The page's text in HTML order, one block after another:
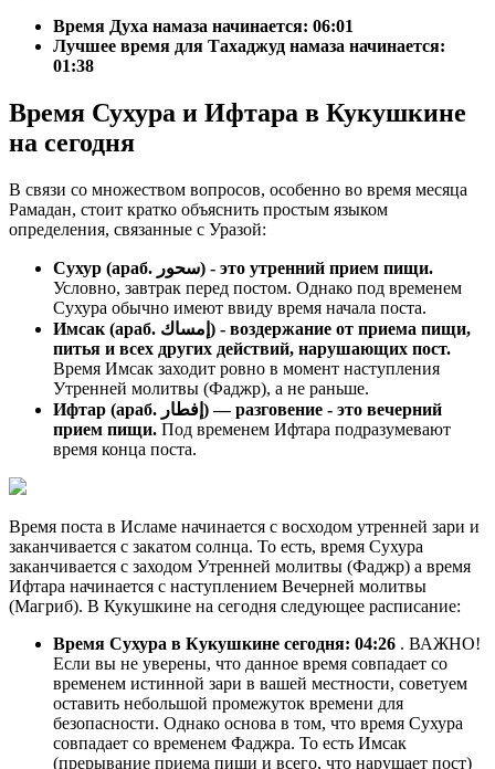
Время Духа намаза начинается: 06:01
Лучшее время для Тахаджуд намаза начинается:
01:38
Время Сухура и Ифтара в Кукушкине
на сегодня
В связи со множеством вопросов, особенно во время месяца
Рамадан, стоит кратко объяснить простым языком
определения, связанные с Уразой:
Сухур (араб. سحور) - это утренний прием пищи.
Условно, завтрак перед постом. Однако под временем
Сухура обычно имеют ввиду время начала поста.
Имсак (араб. إمساك) - воздержание от приема пищи,
питья и всех других действий, нарушающих пост.
Время Имсак заходит ровно в момент наступления
Утренней молитвы (Фаджр), а не раньше.
Ифтар (араб. إفطار) — разговение - это вечерний
прием пищи. Под временем Ифтара подразумевают
время конца поста.
Время поста в Исламе начинается с восходом утренней зари и
заканчивается с закатом солнца. То есть, время Сухура
заканчивается с заходом Утренней молитвы (Фаджр) а время
Ифтара начинается с наступлением Вечерней молитвы
(Магриб). В Кукушкине на сегодня следующее расписание:
Время Сухура в Кукушкине сегодня: 04:26 . ВАЖНО!
Если вы не уверены, что данное время совпадает со
временем истинной зари в вашей местности, советуем
оставить небольшой промежуток времени для
безопасности. Однако основа в том, что время Сухура
совпадает со временем Фаджра. То есть Имсак
(прерывание приема пищи и всего, что нарушает пост)